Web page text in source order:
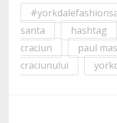
santa
hashtag
craciun
paul
craciunului